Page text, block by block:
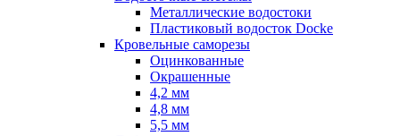
Металлические водостоки
Пластиковый водосток Docke
Кровельные саморезы
Оцинкованные
Окрашенные
4,2 мм
4,8 мм
5,5 мм